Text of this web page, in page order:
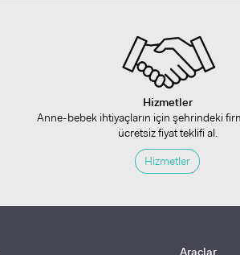
Hizmetler
Anne-bebek ihtiyaçların için şehrindeki
ücretsiz fiyat teklifi al.
Hizmetler
Araçlar